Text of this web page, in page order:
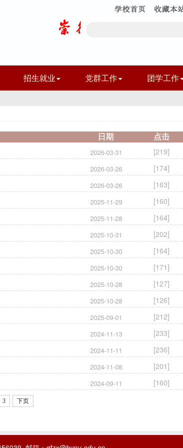
招生就业 党群工作 团学工作
点击
日期
[219]
2026-03-31
[174]
2026-03-26
[163]
2026-03-26
[160]
2025-11-29
[164]
2025-11-28
[202]
2025-10-31
[164]
2025-10-30
[171]
2025-10-30
[127]
2025-10-28
[126]
2025-10-28
[212]
2025-09-01
[233]
2024-11-13
[236]
2024-11-11
[201]
2024-11-08
[160]
2024-09-11
3 下页